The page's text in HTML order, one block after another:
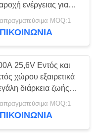
ενέργειας για
εξωτερικού
MOQ:1
25,6V Εντός και
χώρου εξαιρετικά
διάρκεια ζωής
μπαταρίας για την
της
MOQ:1